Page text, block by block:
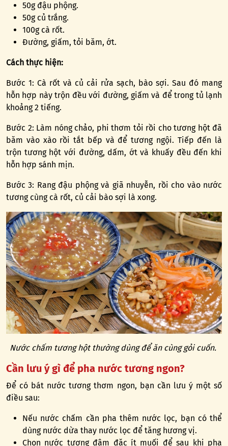
50g đậu phộng.
50g củ trắng.
100g cà rốt.
Đường, giấm, tỏi băm, ớt.
Cách thực hiện:
Bước 1: Cà rốt và củ cải rửa sạch, bào sợi. Sau đó mang
hỗn hợp này trộn đều với đường, giấm và để trong tủ lạnh
khoảng 2 tiếng.
Bước 2: Làm nóng chảo, phi thơm tỏi rồi cho tương hột đã
băm vào xào rồi tắt bếp và để tương ngội. Tiếp đến là
trộn tương hột với đường, dấm, ớt và khuấy đều đến khi
hỗn hợp sánh mịn.
Bước 3: Rang đậu phộng và giã nhuyễn, rồi cho vào nước
tương cùng cà rốt, củ cải bào sợi là xong.
Nước chấm tương hột thường dùng để ăn cùng gỏi cuốn.
Cần lưu ý gì để pha nước tương ngon?
Để có bát nước tương thơm ngon, bạn cần lưu ý một số
điều sau:
Nếu nước chấm cần pha thêm nước lọc, bạn có thể
dùng nước dừa thay nước lọc để tăng hương vị.
Chọn nước tương đậm đặc ít muối để sau khi pha